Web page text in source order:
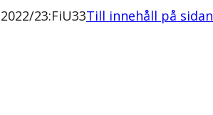
23:FiU33Till innehåll på sidan